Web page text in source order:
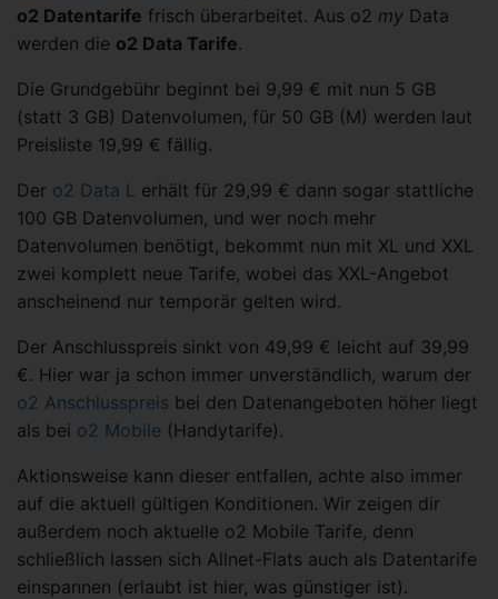
o2 Datentarife frisch überarbeitet. Aus o2 my Data
werden die o2 Data Tarife.
Die Grundgebühr beginnt bei 9,99 € mit nun 5 GB
(statt 3 GB) Datenvolumen, für 50 GB (M) werden laut
Preisliste 19,99 € fällig.
Der o2 Data L erhält für 29,99 € dann sogar stattliche
100 GB Datenvolumen, und wer noch mehr
Datenvolumen benötigt, bekommt nun mit XL und XXL
zwei komplett neue Tarife, wobei das XXL-Angebot
anscheinend nur temporär gelten wird.
Der Anschlusspreis sinkt von 49,99 € leicht auf 39,99
€. Hier war ja schon immer unverständlich, warum der
o2 Anschlusspreis bei den Datenangeboten höher liegt
als bei o2 Mobile (Handytarife).
Aktionsweise kann dieser entfallen, achte also immer
auf die aktuell gültigen Konditionen. Wir zeigen dir
außerdem noch aktuelle o2 Mobile Tarife, denn
schließlich lassen sich Allnet-Flats auch als Datentarife
einspannen (erlaubt ist hier, was günstiger ist).